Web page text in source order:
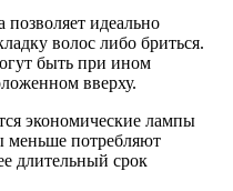
позволяет идеально
волос либо бриться.
быть при ином
вверху.
экономические лампы
меньше потребляют
длительный срок